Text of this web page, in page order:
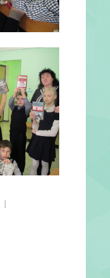
|